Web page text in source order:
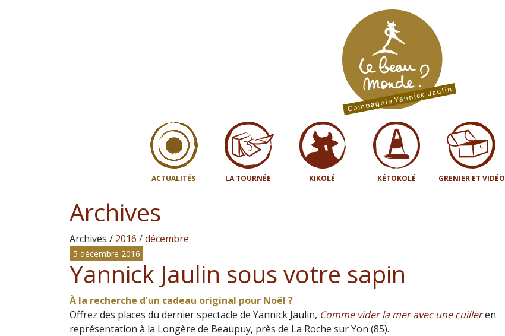
ACTUALITÉS LA TOURNÉE KIKOLÉ KÉTOKOLÉ GRENIER ET VIDÉO
Archives
Archives / 2016 /décembre
5 décembre 2016
Yannick Jaulin sous votre sapin
À la recherche d'un cadeau original pour Noël ?
Offrez des places du dernier spectacle de Yannick Jaulin, Comme vider la mer avec une cuilleren
représentation à la Longère de Beaupuy, près de La Roche sur Yon (85).